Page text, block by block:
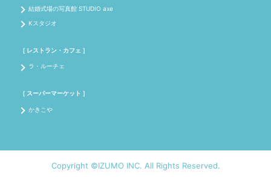
結婚式場の写真館 STUDIO axe
Kスタジオ
［ レストラン・カフェ ］
ラ・ルーチェ
［ スーパーマーケット ］
かきこや
Copyright ©IZUMO INC. All Rights Reserved.